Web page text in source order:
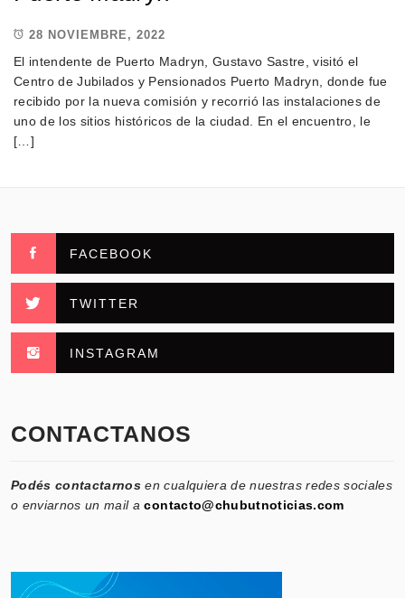
28 NOVIEMBRE, 2022
El intendente de Puerto Madryn, Gustavo Sastre, visitó el
Centro de Jubilados y Pensionados Puerto Madryn, donde fue
recibido por la nueva comisión y recorrió las instalaciones de
uno de los sitios históricos de la ciudad. En el encuentro, le
[…]
FACEBOOK
TWITTER
INSTAGRAM
CONTACTANOS
Podés contactarnos en cualquiera de nuestras redes sociales
o enviarnos un mail acontacto@chubutnoticias.com